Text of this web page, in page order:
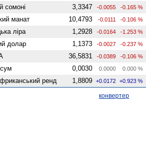
сомоні 3,3347 -0.0055 -0.165 %
манат 10,4793 -0.0111 -0.106 %
ліра 1,2928 -0.0164 -1.253 %
долар 1,1373 -0.0027 -0.237 %
36,5831 -0.0389 -0.106 %
0,0030 0.0000 0.000 %
ренд 1,8809 +0.0172 +0.923 %
конвертер